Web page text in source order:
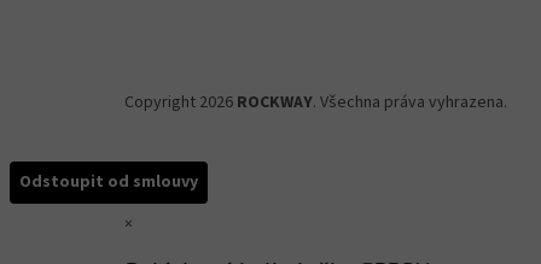
Copyright 2026 ROCKWAY. Všechna práva vyhrazena.
Odstoupit od smlouvy
×